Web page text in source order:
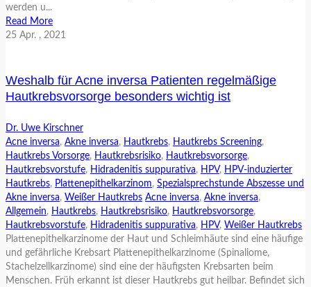
werden u...
Read More
25 Apr. , 2021
Weshalb für Acne inversa Patienten regelmäßige
Hautkrebsvorsorge besonders wichtig ist
Dr. Uwe Kirschner
Acne inversa, Akne inversa, Hautkrebs, Hautkrebs Screening,
Hautkrebs Vorsorge, Hautkrebsrisiko, Hautkrebsvorsorge,
Hautkrebsvorstufe, Hidradenitis suppurativa, HPV, HPV-induzierter
Hautkrebs, Plattenepithelkarzinom, Spezialsprechstunde Abszesse und
Akne inversa, Weißer Hautkrebs Acne inversa, Akne inversa,
Allgemein, Hautkrebs, Hautkrebsrisiko, Hautkrebsvorsorge,
Hautkrebsvorstufe, Hidradenitis suppurativa, HPV, Weißer Hautkrebs
Plattenepithelkarzinome der Haut und Schleimhäute sind eine häufige
und gefährliche Krebsart Plattenepithelkarzinome (Spinaliome,
Stachelzellkarzinome) sind eine der häufigsten Krebsarten beim
Menschen. Früh erkannt ist dieser Hautkrebs gut heilbar. Befindet sich